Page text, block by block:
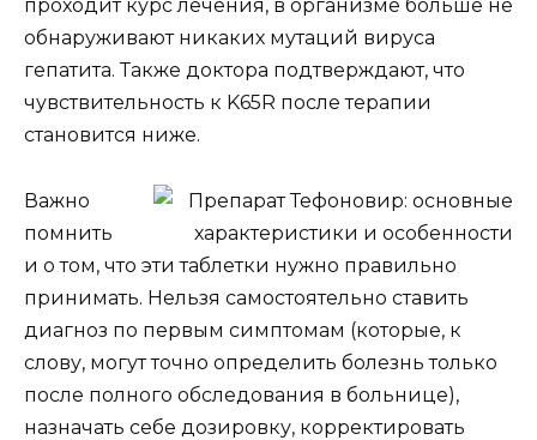
проходит курс лечения, в организме больше не
обнаруживают никаких мутаций вируса
гепатита. Также доктора подтверждают, что
чувствительность к K65R после терапии
становится ниже.
Важно
помнить
и о том, что эти таблетки нужно правильно
принимать. Нельзя самостоятельно ставить
диагноз по первым симптомам (которые, к
слову, могут точно определить болезнь только
после полного обследования в больнице),
назначать себе дозировку, корректировать